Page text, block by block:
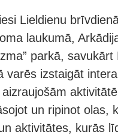
Lieldienu
laukumā,
parkā,
varēs izstaigāt
aizraujošām
un ripinot olas,
aktivitātes, kurās